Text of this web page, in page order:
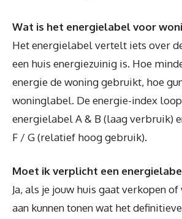
Wat is het energielabel voor
Het energielabel vertelt iets over
een huis energiezuinig is. Hoe
energie de woning gebruikt, hoe
woninglabel. De energie-index
energielabel A & B (laag verbruik)
F / G (relatief hoog gebruik).
Moet ik verplicht een
Ja, als je jouw huis gaat verkopen
aan kunnen tonen wat het